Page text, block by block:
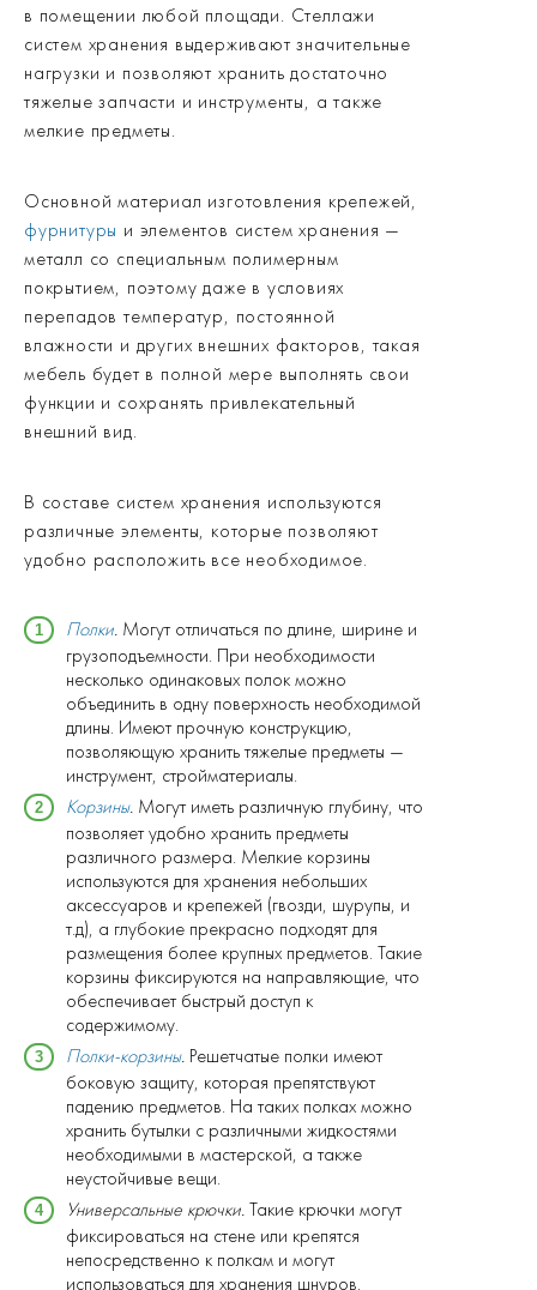
в помещении любой площади. Стеллажи
систем хранения выдерживают значительные
нагрузки и позволяют хранить достаточно
тяжелые запчасти и инструменты, а также
мелкие предметы.
Основной материал изготовления крепежей,
фурнитуры и элементов систем хранения —
металл со специальным полимерным
покрытием, поэтому даже в условиях
перепадов температур, постоянной
влажности и других внешних факторов, такая
мебель будет в полной мере выполнять свои
функции и сохранять привлекательный
внешний вид.
В составе систем хранения используются
различные элементы, которые позволяют
удобно расположить все необходимое.
Полки. Могут отличаться по длине, ширине и
грузоподъемности. При необходимости
несколько одинаковых полок можно
объединить в одну поверхность необходимой
длины. Имеют прочную конструкцию,
позволяющую хранить тяжелые предметы —
инструмент, стройматериалы.
Корзины. Могут иметь различную глубину, что
позволяет удобно хранить предметы
различного размера. Мелкие корзины
используются для хранения небольших
аксессуаров и крепежей (гвозди, шурупы, и
т.д), а глубокие прекрасно подходят для
размещения более крупных предметов. Такие
корзины фиксируются на направляющие, что
обеспечивает быстрый доступ к
содержимому.
Полки-корзины. Решетчатые полки имеют
боковую защиту, которая препятствуют
падению предметов. На таких полках можно
хранить бутылки с различными жидкостями
необходимыми в мастерской, а также
неустойчивые вещи.
Универсальные крючки.Такие крючки могут
фиксироваться на стене или крепятся
непосредственно к полкам и могут
использоваться для хранения шнуров,